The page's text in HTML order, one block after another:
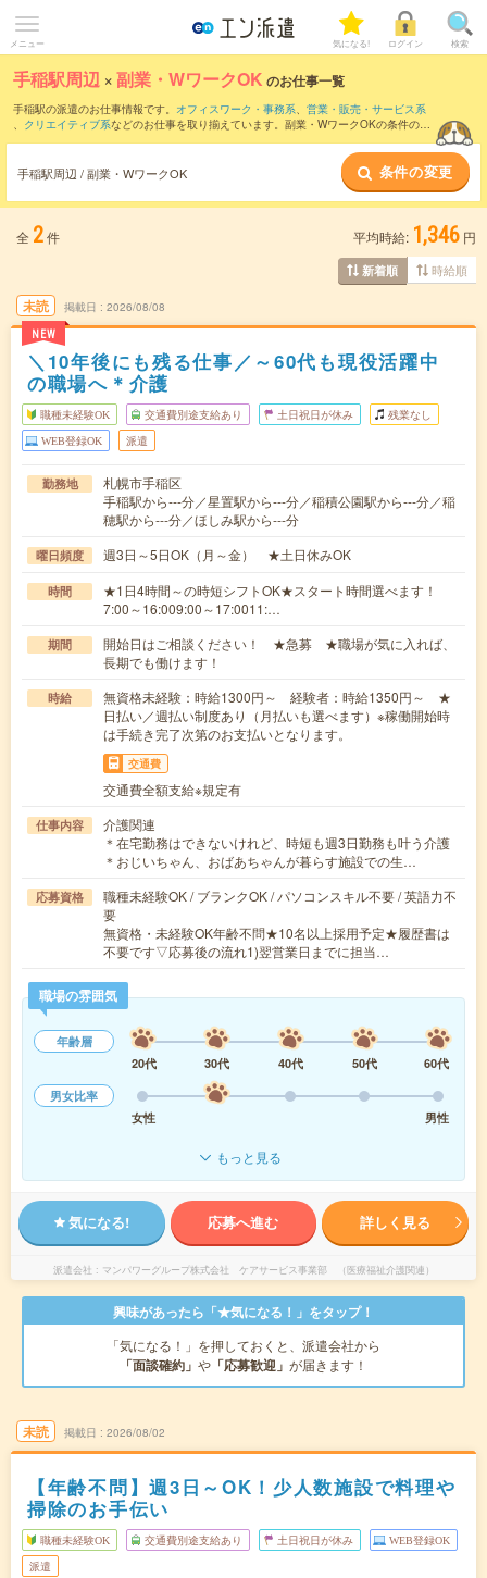
メニュー 気になる! ログイン 検索
手稲駅周辺 ×副業・WワークOK のお仕事一覧
手稲駅の派遣のお仕事情報です。 オフィスワーク・事務系、 営業・販売・サービス系
、 クリエイティブ系などのお仕事を取り揃えています。副業・WワークOKの条件の他
手稲駅周辺 / 副業・WワークOK 条件の変更
全 2件 平均時給: 1,346 円
新着順 時給順
未読
NEW
掲載日 2026/08/08
＼10年後にも残る仕事／～60代も現役活躍中
の職場へ＊介護
職種未経験OK 交通費別途支給あり 土日祝日が休み 残業なし
WEB登録OK 派遣
勤務地
札幌市手稲区
手稲駅から---分／星置駅から---分／稲積公園駅から---分／稲
穂駅から---分／ほしみ駅から---分
曜日頻度 週3日～5日OK（月～金） ★土日休みOK
時間
★1日4時間～の時短シフトOK★スタート時間選べます！
7:00～16:009:00～17:0011:…
期間
開始日はご相談ください！ ★急募 ★職場が気に入れば、
長期でも働けます！
時給
無資格未経験：時給1300円～ 経験者：時給1350円～ ★
日払い／週払い制度あり（月払いも選べます）※稼働開始時
は手続き完了次第のお支払いとなります。
交通費
交通費全額支給※規定有
仕事内容
介護関連
＊在宅勤務はできないけれど、時短も週3日勤務も叶う介護
＊おじいちゃん、おばあちゃんが暮らす施設での生…
応募資格
職種未経験OK / ブランクOK / パソコンスキル不要 / 英語力不
要
無資格・未経験OK年齢不問★10名以上採用予定★履歴書は
不要です▽応募後の流れ1)翌営業日までに担当…
職場の雰囲気
年齢層
20代
30代 40代 50代
60代
男女比率
女性
男性
もっと見る
気になる! 応募へ進む 詳しく見る
派遣会社 マンパワーグループ株式会社 ケアサービス事業部 （医療福祉介護関連）
興味があったら「★気になる！」をタップ！
「気になる！」を押しておくと、派遣会社から
「面談確約」 や 「応募歓迎」 が届きます！
未読 掲載日 2026/08/02
【年齢不問】週3日～OK！少人数施設で料理や
掃除のお手伝い
職種未経験OK 交通費別途支給あり 土日祝日が休み WEB登録OK
派遣